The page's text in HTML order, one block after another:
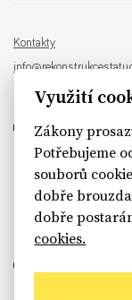
Kontakty
Návrh a vývoj: Sinfin ,
sinfin.digital
Využití
Zákony
Potřebujeme
souborů
dobře
dobře
cookies.